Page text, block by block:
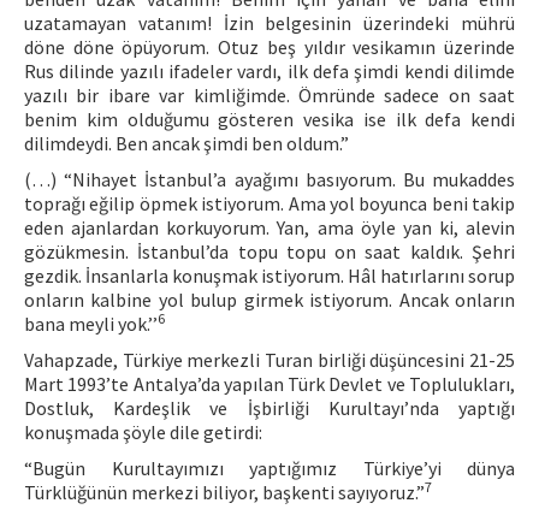
uzatamayan vatanım! İzin belgesinin üzerindeki mührü
döne döne öpüyorum. Otuz beş yıldır vesikamın üzerinde
Rus dilinde yazılı ifadeler vardı, ilk defa şimdi kendi dilimde
yazılı bir ibare var kimliğimde. Ömründe sadece on saat
benim kim olduğumu gösteren vesika ise ilk defa kendi
dilimdeydi. Ben ancak şimdi ben oldum.”
(…) “Nihayet İstanbul’a ayağımı basıyorum. Bu mukaddes
toprağı eğilip öpmek istiyorum. Ama yol boyunca beni takip
eden ajanlardan korkuyorum. Yan, ama öyle yan ki, alevin
gözükmesin. İstanbul’da topu topu on saat kaldık. Şehri
gezdik. İnsanlarla konuşmak istiyorum. Hâl hatırlarını sorup
onların kalbine yol bulup girmek istiyorum. Ancak onların
bana meyli yok.’’6
Vahapzade, Türkiye merkezli Turan birliği düşüncesini 21-25
Mart 1993’te Antalya’da yapılan Türk Devlet ve Toplulukları,
Dostluk, Kardeşlik ve İşbirliği Kurultayı’nda yaptığı
konuşmada şöyle dile getirdi:
“Bugün Kurultayımızı yaptığımız Türkiye’yi dünya
Türklüğünün merkezi biliyor, başkenti sayıyoruz.”7